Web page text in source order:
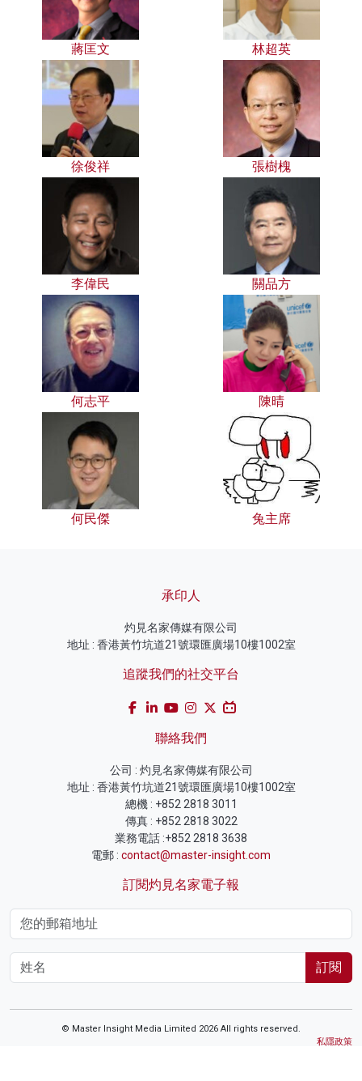
蔣匡文 林超英
徐俊祥 張樹槐
李偉民 關品方
何志平 陳晴
何民傑 兔主席
承印人
灼見名家傳媒有限公司
地址 : 香港黃竹坑道21號環匯廣場10樓1002室
追蹤我們的社交平台
聯絡我們
公司 : 灼見名家傳媒有限公司
地址 : 香港黃竹坑道21號環匯廣場10樓1002室
總機 : +852 2818 3011
傳真 : +852 2818 3022
業務電話 :+852 2818 3638
電郵 : contact@master-insight.com
訂閱灼見名家電子報
訂閱
© Master Insight Media Limited 2026 All rights reserved.
私隱政策